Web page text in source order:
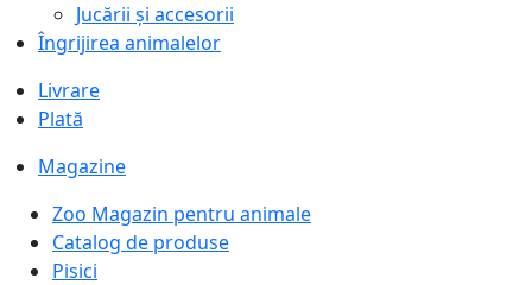
Jucării și accesorii
Îngrijirea animalelor
Livrare
Plată
Magazine
Zoo Magazin pentru animale
Catalog de produse
Pisici